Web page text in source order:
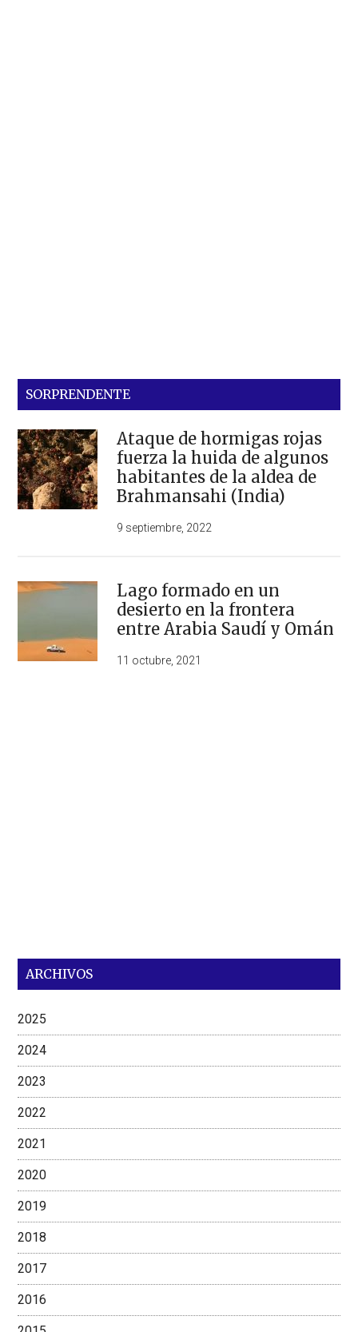
SORPRENDENTE
Ataque de hormigas rojas
fuerza la huida de algunos
habitantes de la aldea de
Brahmansahi (India)
9 septiembre, 2022
Lago formado en un
desierto en la frontera
entre Arabia Saudí y Omán
11 octubre, 2021
ARCHIVOS
2025
2024
2023
2022
2021
2020
2019
2018
2017
2016